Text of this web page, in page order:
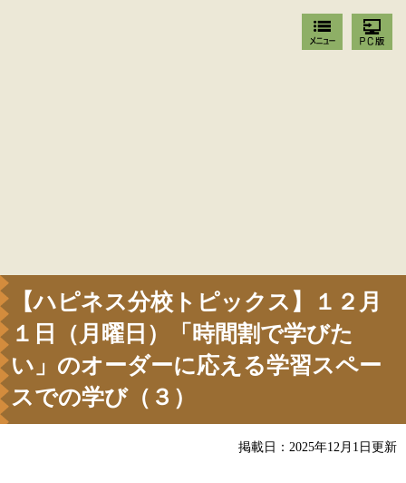
【ハピネス分校トピックス】１２月
１日（月曜日）「時間割で学びた
い」のオーダーに応える学習スペー
スでの学び（３）
掲載日：2025年12月1日更新